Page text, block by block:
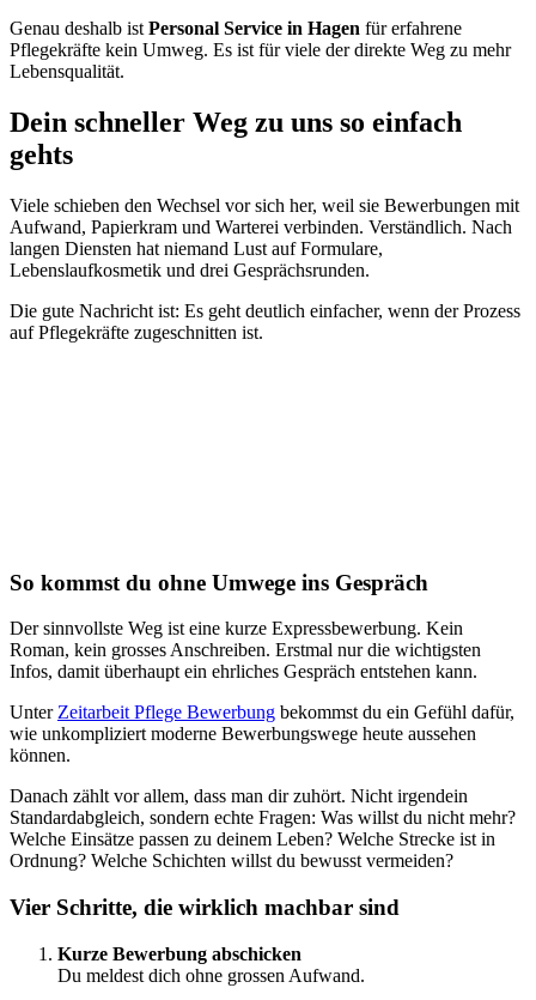
Genau deshalb ist Personal Service in Hagen für erfahrene
Pflegekräfte kein Umweg. Es ist für viele der direkte Weg zu mehr
Lebensqualität.
Dein schneller Weg zu uns so einfach
gehts
Viele schieben den Wechsel vor sich her, weil sie Bewerbungen mit
Aufwand, Papierkram und Warterei verbinden. Verständlich. Nach
langen Diensten hat niemand Lust auf Formulare,
Lebenslaufkosmetik und drei Gesprächsrunden.
Die gute Nachricht ist: Es geht deutlich einfacher, wenn der Prozess
auf Pflegekräfte zugeschnitten ist.
So kommst du ohne Umwege ins Gespräch
Der sinnvollste Weg ist eine kurze Expressbewerbung. Kein
Roman, kein grosses Anschreiben. Erstmal nur die wichtigsten
Infos, damit überhaupt ein ehrliches Gespräch entstehen kann.
Unter Zeitarbeit Pflege Bewerbung bekommst du ein Gefühl dafür,
wie unkompliziert moderne Bewerbungswege heute aussehen
können.
Danach zählt vor allem, dass man dir zuhört. Nicht irgendein
Standardabgleich, sondern echte Fragen: Was willst du nicht mehr?
Welche Einsätze passen zu deinem Leben? Welche Strecke ist in
Ordnung? Welche Schichten willst du bewusst vermeiden?
Vier Schritte, die wirklich machbar sind
Kurze Bewerbung abschicken
Du meldest dich ohne grossen Aufwand.